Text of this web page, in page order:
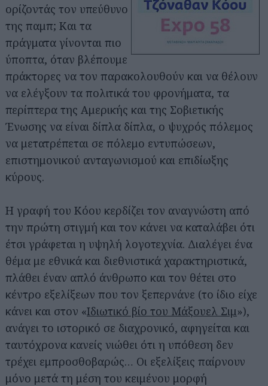
ορίζοντάς τον υπεύθυνο
της παμπ; Και τα
πράγματα γίνονται πιο
ύποπτα, όταν βλέπουμε
πράκτορες να τον παρακολουθούν και να θέλουν
να ελέγξουν τα πολιτικά του φρονήματα, τα
περίπτερα της Αμερικής και της Σοβιετικής
Ένωσης να είναι δίπλα δίπλα, ο ψυχρός πόλεμος
να μετατρέπεται σε πόλεμο εντυπώσεων,
επιστημονικού ανταγωνισμού και επιδίωξης
κύρους.
Η γραφή του Κόου κερδίζει τον αναγνώστη από
την πρώτη στιγμή και τον κάνει να καταλάβει ότι
έτσι γράφεται η υψηλή λογοτεχνία. Διαλέγει ένα
θέμα με εθνικά και διεθνιστικά χαρακτηριστικά,
πλάθει έναν απλό άνθρωπο και τον θέτει στο
κέντρο εξελίξεων που τον ξεπερνάνε (το ίδιο είχε
κάνει και στον «Ιδιωτικό βίο του Μάξουελ Σιμ»),
ανάγει το ιστορικό σε διαχρονικό, αφηγείται και
ταυτόχρονα κανείς νιώθει ότι η υπόθεση δεν
τρέχει εμπροσθοβαρώς… Οι εξελίξεις παίρνουν
μόνο μετά τη μέση του κειμένου μορφή